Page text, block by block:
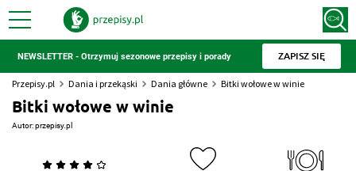
NEWSLETTER - Otrzymuj sezonowe przepisy i porady ZAPISZ SIĘ
Przepisy.pl Dania i przekąski Dania główne Bitki wołowe w winie
Bitki wołowe w winie
Autor:przepisy.pl